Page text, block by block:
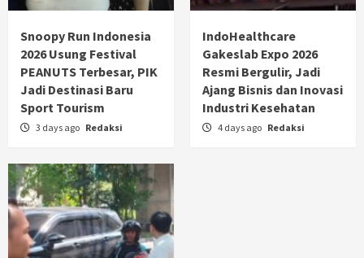
Snoopy Run Indonesia
2026 Usung Festival
PEANUTS Terbesar, PIK
Jadi Destinasi Baru
Sport Tourism
3 days ago Redaksi
IndoHealthcare
Gakeslab Expo 2026
Resmi Bergulir, Jadi
Ajang Bisnis dan Inovasi
Industri Kesehatan
4 days ago Redaksi